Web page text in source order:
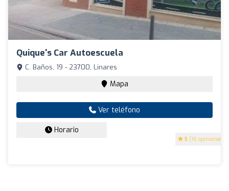
Quique's Car Autoescuela
5 (16 opiniones)
C. Baños, 19 - 23700, Linares
Mapa
Ver teléfono
Horario